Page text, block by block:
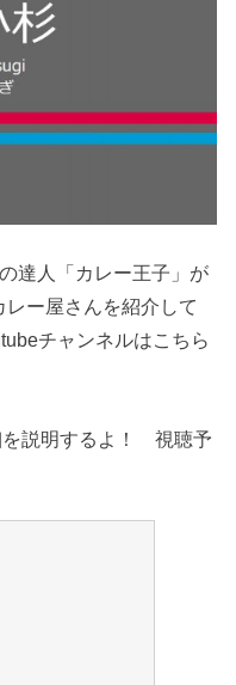
達人「カレー王子」が
ー屋さんを紹介して
チャンネルはこちら
説明するよ！ 視聴予